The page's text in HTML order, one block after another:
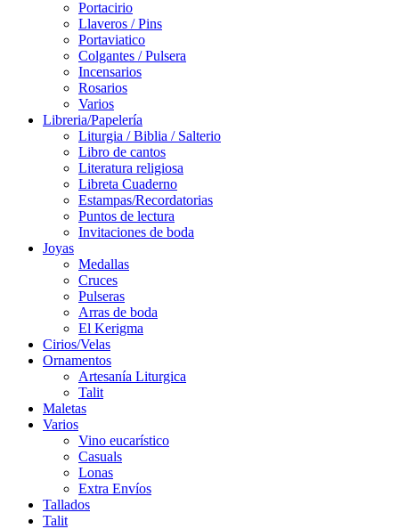
Portacirio
Llaveros / Pins
Portaviatico
Colgantes / Pulsera
Incensarios
Rosarios
Varios
Libreria/Papelería
Liturgia / Biblia / Salterio
Libro de cantos
Literatura religiosa
Libreta Cuaderno
Estampas/Recordatorias
Puntos de lectura
Invitaciones de boda
Joyas
Medallas
Cruces
Pulseras
Arras de boda
El Kerigma
Cirios/Velas
Ornamentos
Artesanía Liturgica
Talit
Maletas
Varios
Vino eucarístico
Casuals
Lonas
Extra Envíos
Tallados
Talit